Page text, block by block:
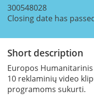
300548028
Closing date has
Short description
Europos
10 reklaminių video
programoms sukurti.